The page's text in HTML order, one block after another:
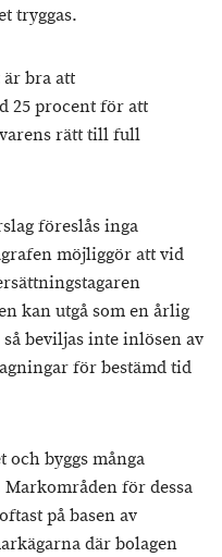
tryggas.
är bra att
25 procent för att
rätt till full
föreslås inga
möjliggör att vid
kan utgå som en årlig
beviljas inte inlösen av
för bestämd tid
och byggs många
för dessa
på basen av
där bolagen